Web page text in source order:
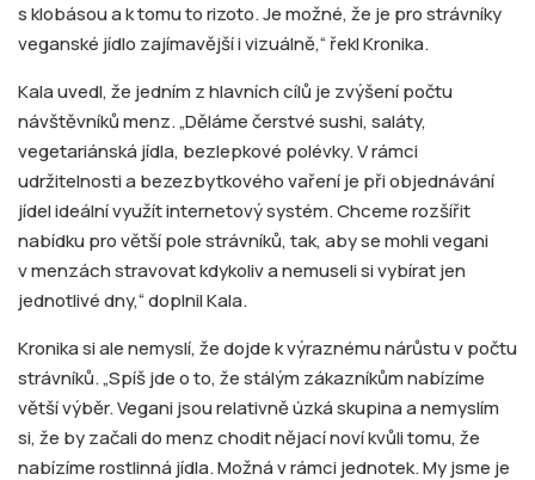
s klobásou a k tomu to rizoto. Je možné, že je pro strávníky
veganské jídlo zajímavější i vizuálně,“ řekl Kronika.
Kala uvedl, že jedním z hlavních cílů je zvýšení počtu
návštěvníků menz. „Děláme čerstvé sushi, saláty,
vegetariánská jídla, bezlepkové polévky. V rámci
udržitelnosti a bezezbytkového vaření je při objednávání
jídel ideální využít internetový systém. Chceme rozšířit
nabídku pro větší pole strávníků, tak, aby se mohli vegani
v menzách stravovat kdykoliv a nemuseli si vybírat jen
jednotlivé dny,“ doplnil Kala.
Kronika si ale nemyslí, že dojde k výraznému nárůstu v počtu
strávníků. „Spíš jde o to, že stálým zákazníkům nabízíme
větší výběr. Vegani jsou relativně úzká skupina a nemyslím
si, že by začali do menz chodit nějací noví kvůli tomu, že
nabízíme rostlinná jídla. Možná v rámci jednotek. My jsme je